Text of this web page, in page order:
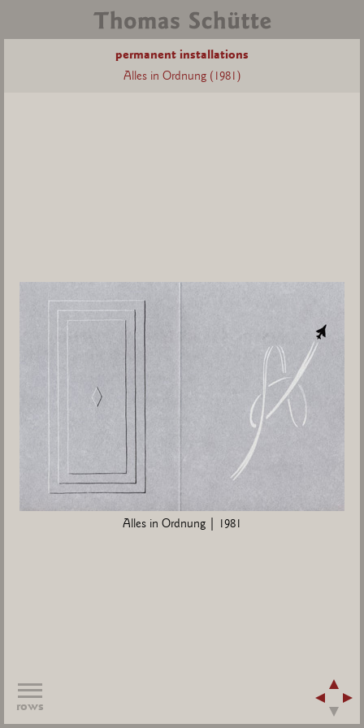
permanent installations
Alles in Ordnung (1981)
Alles in Ordnung | 1981
rows